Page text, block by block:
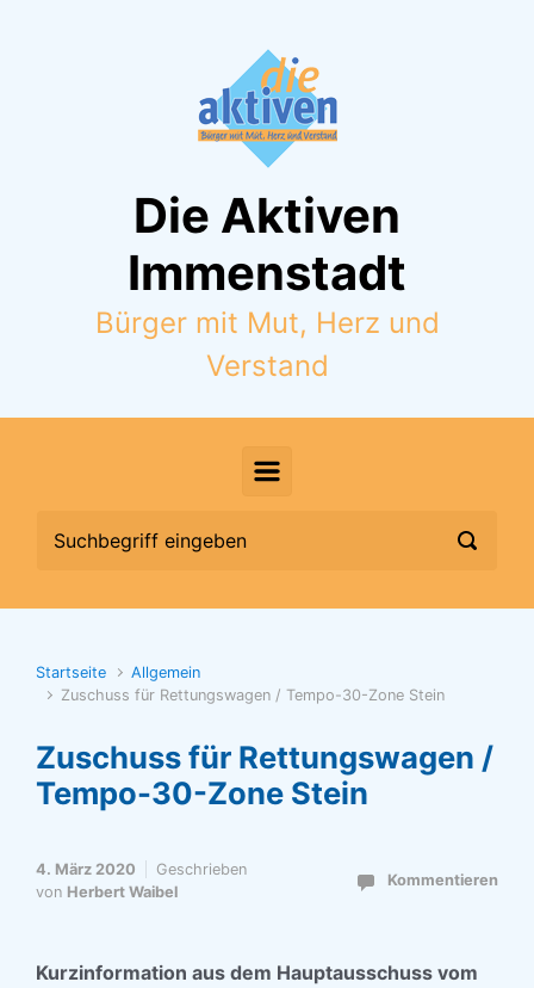
Die Aktiven
Immenstadt
Bürger mit Mut, Herz und
Verstand
Startseite
Allgemein
Zuschuss für Rettungswagen / Tempo-30-Zone Stein
Zuschuss für Rettungswagen /
Tempo-30-Zone Stein
4. März 2020
Geschrieben
von Herbert Waibel
Kommentieren
Kurzinformation aus dem Hauptausschuss vom